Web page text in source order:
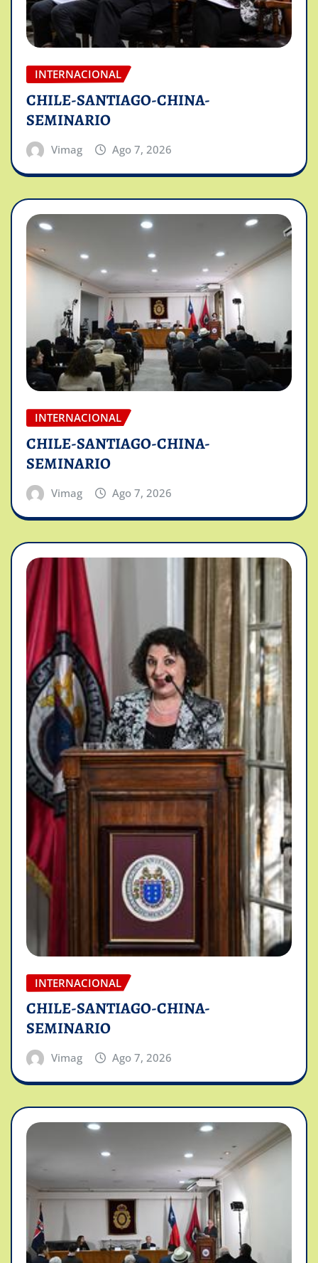
INTERNACIONAL
CHILE-SANTIAGO-CHINA-
SEMINARIO
Vimag Ago 7, 2026
INTERNACIONAL
CHILE-SANTIAGO-CHINA-
SEMINARIO
Vimag Ago 7, 2026
INTERNACIONAL
CHILE-SANTIAGO-CHINA-
SEMINARIO
Vimag Ago 7, 2026